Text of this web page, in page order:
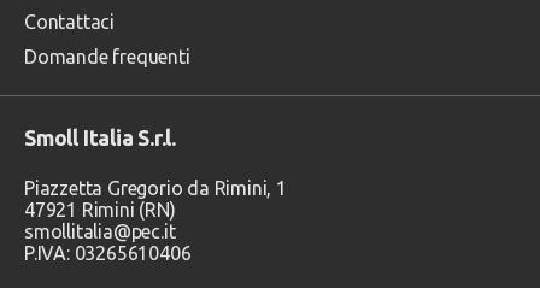
Contattaci
Domande frequenti
Smoll Italia S.r.l.
Piazzetta Gregorio da Rimini, 1
47921 Rimini (RN)
smollitalia@pec.it
P.IVA: 03265610406